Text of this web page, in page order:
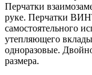
Перчатки
руке. Перчатки
самостоятельного
утепляющего
одноразовые.
размера.